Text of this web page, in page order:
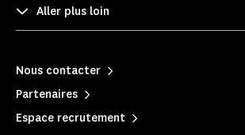
Aller plus loin
Nous contacter
Partenaires
Espace recrutement